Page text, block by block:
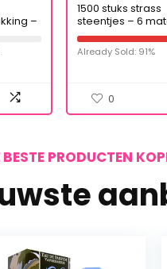
–
3
1500 stuks strass
steentjes – 6
platte achterkant
edelstenen,
AB steentjes nail
Already Sold: 91%
0
PRODUCTEN